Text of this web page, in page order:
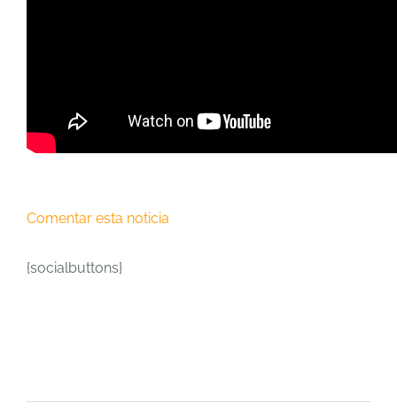
Comentar esta noticia
{socialbuttons}